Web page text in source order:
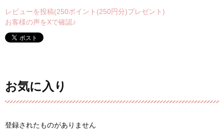
レビューを投稿(250ポイント(250円分)プレゼント)
お客様の声をXで確認♪
お気に入り
登録されたものがありません